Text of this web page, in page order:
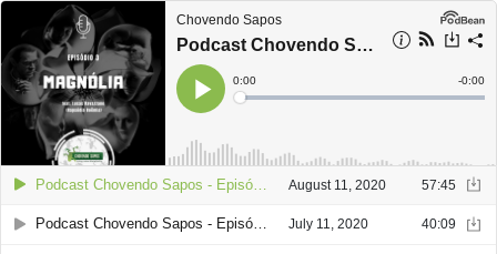
Chovendo Sapos
Podcast Chovendo Sapos - Episódio 3: Magnólia
Play
Current
Time
0:00
Loaded:
Time
-0:00
Podcast Chovendo Sapos - Episódio 3: Magnólia August 11, 2020 57:45
Podcast Chovendo Sapos - Episódio 2: Colecionismo no Brasil July 11, 2020 40:09